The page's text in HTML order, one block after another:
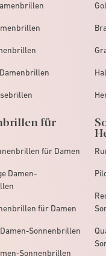
für
für Damen
Damen-
für Damen
Sonnenbrillen
Sonnenbrillen